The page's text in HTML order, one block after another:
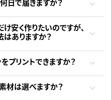
日で届きますか？
安く作りたいのですが、
ありますか？
プリントできますか？
材は選べますか？